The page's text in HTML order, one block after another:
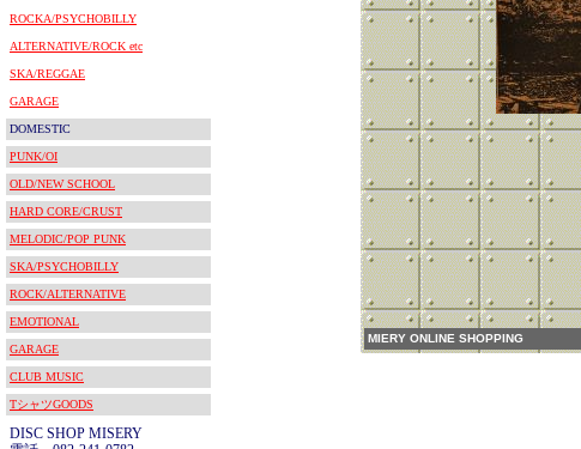
ROCKA/PSYCHOBILLY
ALTERNATIVE/ROCK etc
SKA/REGGAE
GARAGE
DOMESTIC
PUNK/OI
OLD/NEW SCHOOL
HARD CORE/CRUST
MELODIC/POP PUNK
SKA/PSYCHOBILLY
ROCK/ALTERNATIVE
EMOTIONAL
GARAGE
CLUB MUSIC
TシャツGOODS
DISC SHOP MISERY
MIERY ONLINE SHOPPING